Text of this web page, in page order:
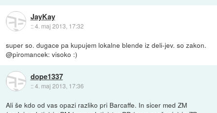
JayKay
::4. maj 2013, 17:32
super so. dugace pa kupujem lokalne blende iz deli-jev. so zakon.
@piromancek: visoko :)
dope1337
::4. maj 2013, 17:36
Ali še kdo od vas opazi razliko pri Barcaffe. In sicer med ZM